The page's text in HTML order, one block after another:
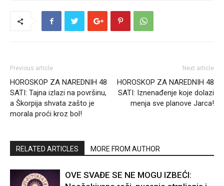
Previous article
HOROSKOP ZA NAREDNIH 48
SATI: Tajna izlazi na površinu,
a Škorpija shvata zašto je
morala proći kroz bol!
Next article
HOROSKOP ZA NAREDNIH 48
SATI: Iznenađenje koje dolazi
menja sve planove Jarca!
RELATED ARTICLES MORE FROM AUTHOR
OVE SVAĐE SE NE MOGU IZBEĆI: